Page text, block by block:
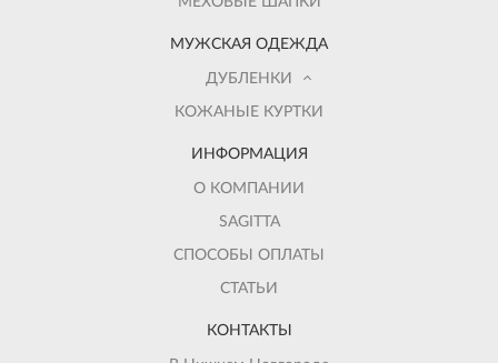
МУЖСКАЯ ОДЕЖДА
ДУБЛЕНКИ
КОЖАНЫЕ КУРТКИ
ИНФОРМАЦИЯ
О КОМПАНИИ
SAGITTA
СПОСОБЫ ОПЛАТЫ
СТАТЬИ
КОНТАКТЫ